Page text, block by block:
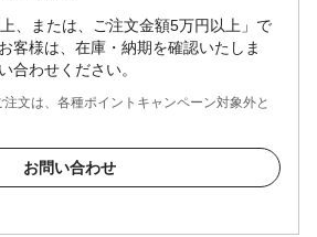
、または、ご注文金額5万円以上」で
客様は、在庫・納期を確認いたしま
合わせください。
文は、各種ポイントキャンペーン対象外と
お問い合わせ